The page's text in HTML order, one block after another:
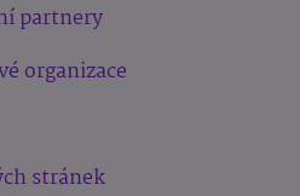
partnery
organizace
stránek